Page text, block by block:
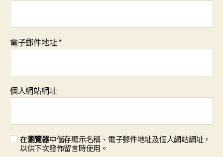
電子郵件地址*
個人網站網址
在瀏覽器中儲存顯示名稱、電子郵件地址及個人網站網址，
以供下次發佈留言時使用。